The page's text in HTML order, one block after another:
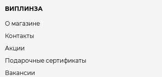
ВИПЛИНЗА
О магазине
Контакты
Акции
Подарочные сертификаты
Вакансии